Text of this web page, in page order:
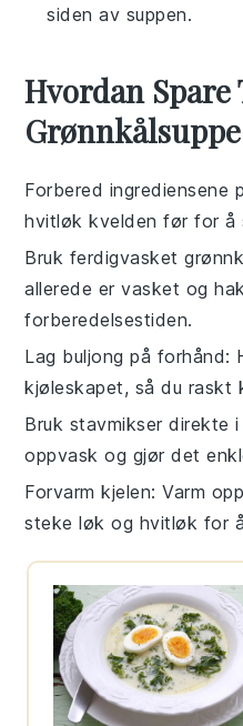
siden av suppen.
Hvordan Spare
Grønnkålsuppe
Forbered ingrediensene
hvitløk kvelden før for å
Bruk ferdigvasket
allerede er vasket og
forberedelsestiden.
Lag buljong på forhånd:
kjøleskapet, så du raskt
Bruk stavmikser direkte i
oppvask og gjør det
Forvarm kjelen: Varm
stekeløk og hvitløk for